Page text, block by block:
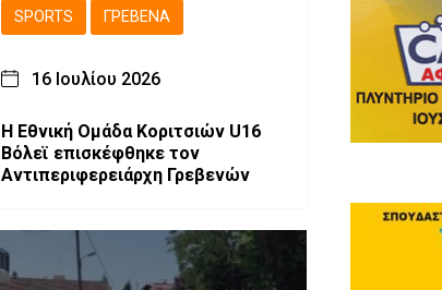
SPORTS ΓΡΕΒΕΝΆ
16 Ιουλίου 2026
Η Εθνική Ομάδα Κοριτσιών U16
Βόλεϊ επισκέφθηκε τον
Αντιπεριφερειάρχη Γρεβενών